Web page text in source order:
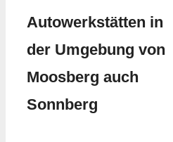
Autowerkstätten in
der Umgebung von
Moosberg auch
Sonnberg